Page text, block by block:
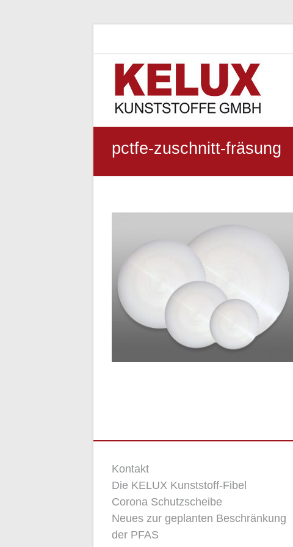
springen
Kelux
Kunststoffe
Ihr
für
pctfe-zuschnitt-fräsung
Kontakt
Die KELUX Kunststoff-Fibel
Corona Schutzscheibe
Neues zur geplanten Beschränkung
der PFAS